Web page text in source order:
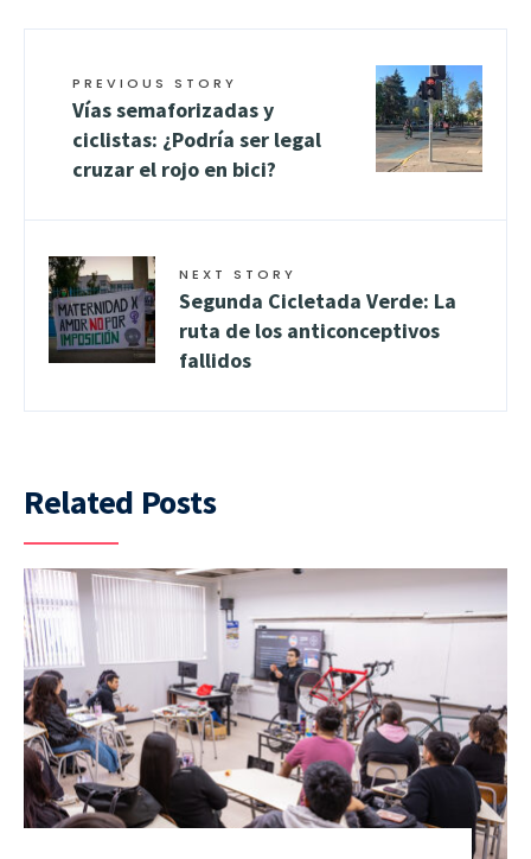
PREVIOUS STORY
Vías semaforizadas y
ciclistas: ¿Podría ser legal
cruzar el rojo en bici?
NEXT STORY
Segunda Cicletada Verde: La
ruta de los anticonceptivos
fallidos
Related Posts